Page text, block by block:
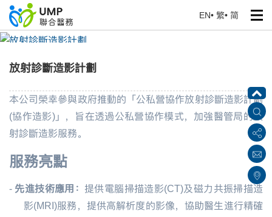
EN• 繁• 简
放射診斷造影計劃
放射診斷造影計劃
本公司榮幸參與政府推動的「公私營協作放射診斷造影計劃
(協作造影)」，旨在透過公私營協作模式，加強醫管局的放
射診斷造影服務。
服務亮點
- 先進技術應用： 提供電腦掃描造影(CT)及磁力共振掃描造
影(MRI)服務，提供高解析度的影像，協助醫生進行精確